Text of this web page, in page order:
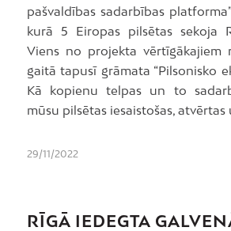
pašvaldības sadarbības
kurā 5 Eiropas pilsētas sekoja
Viens no projekta vērtīgākajiem
gaitā tapusī grāmata “Pilsonisko
Kā kopienu telpas un to
mūsu pilsētas iesaistošas, atvērtas
29/11/2022
RĪGĀ IEDEGTA